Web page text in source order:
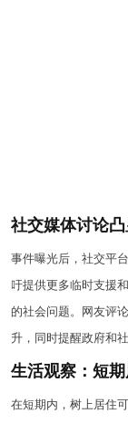
社交媒体讨论
事件曝光后，社交平
吁提供更多临时支援
的社会问题。网友评
升，同时提醒政府和
生活观察：短
在短期内，树上居住